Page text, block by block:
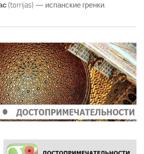
(torrijas) — испанские гренки.